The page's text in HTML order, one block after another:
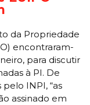
da Propriedade
encontraram-
para discutir
à PI. De
INPI, “as
assinado em